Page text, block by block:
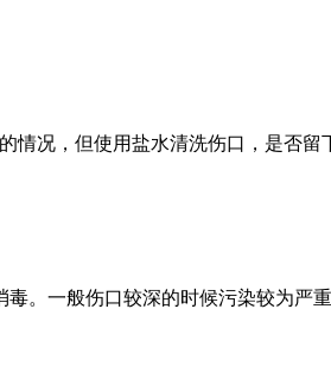
情况，但使用盐水清洗伤口，是否留
。一般伤口较深的时候污染较为严